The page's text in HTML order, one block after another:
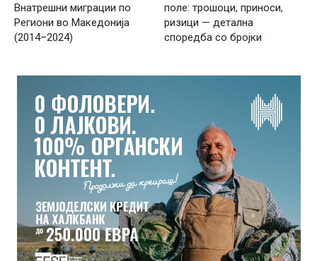
Внатрешни миграции по
Региони во Македонија
(2014–2024)
поле: трошоци, приноси,
ризици — детална
споредба со бројки